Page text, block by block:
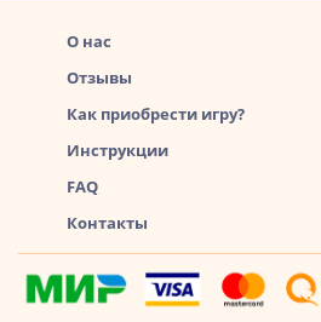
О нас
Отзывы
Как приобрести игру?
Инструкции
FAQ
Контакты